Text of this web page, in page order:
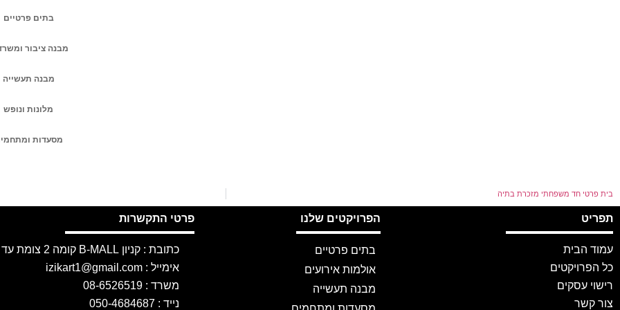
בתים פרטיים
מבנה ציבור
מבנה תעשייה
מלונות ונופש
מסעדות
בית פרטי חד משפחתי מזכרת בתיה
תפריט
עמוד הבית
כל הפרויקטים
רישוי עסקים
צור קשר
הפרויקטים שלנו
בתים פרטיים
אולמות אירועים
מבנה תעשייה
פרטי התקשרות
כתובת : קניון B-MALL קומה 2 צומת עד הלום, אשדוד
אימייל : izikart1@gmail.com
משרד : 08-6526519
נייד : 050-4684687